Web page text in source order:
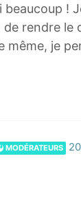
beaucoup !
rendre le
même, je
MODÉRATEURS